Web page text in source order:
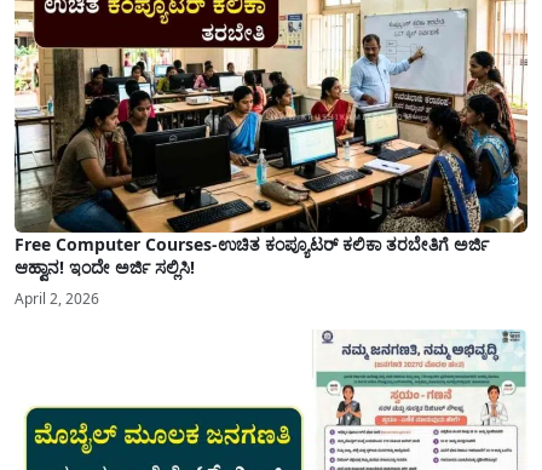
Free Computer Courses-ಉಚಿತ ಕಂಪ್ಯೂಟರ್ ಕಲಿಕಾ ತರಬೇತಿಗೆ ಅರ್ಜಿ
ಆಹ್ವಾನ! ಇಂದೇ ಅರ್ಜಿ ಸಲ್ಲಿಸಿ!
April 2, 2026